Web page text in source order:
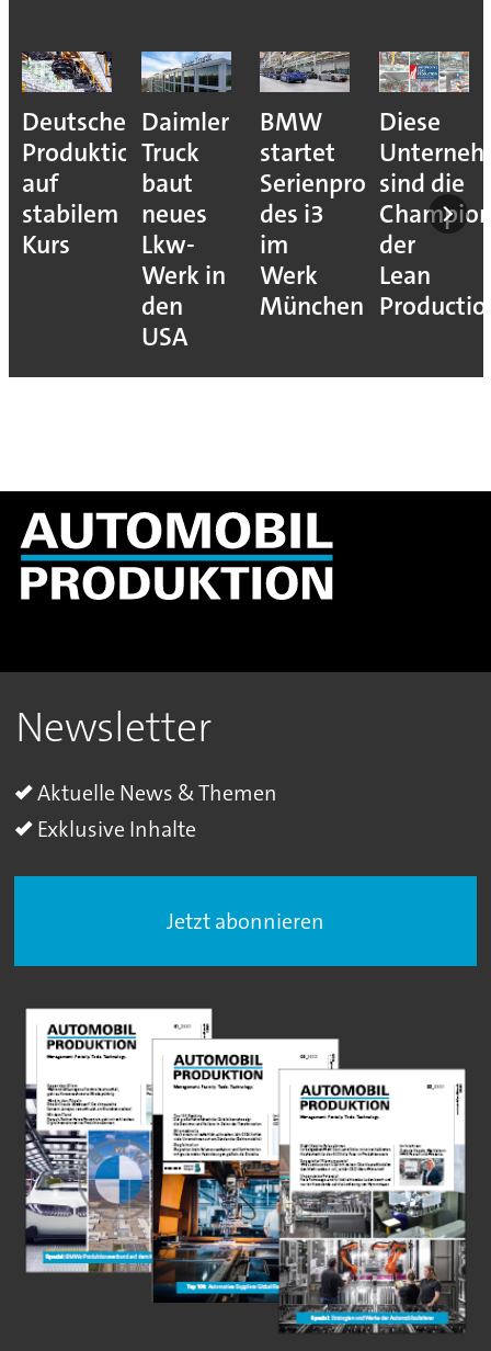
Deutsche
Produktion
auf
stabilem
Kurs
Daimler
Truck
baut
neues
Lkw-
Werk in
den
USA
BMW
startet
Serienproduktion
des i3
im
Werk
München
Diese
sind die
der
Lean
Newsletter
Aktuelle News & Themen
Exklusive Inhalte
Jetzt abonnieren